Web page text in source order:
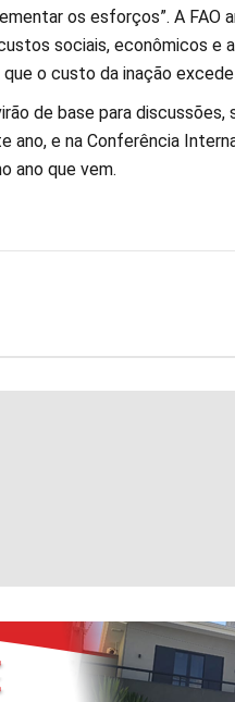
os esforços”. A FAO
sociais, econômicos e
que o custo da inação
de base para discussões,
ano, e na Conferência
ano que vem.